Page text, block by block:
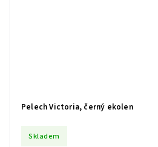
Pelech Victoria, černý ekolen
Skladem